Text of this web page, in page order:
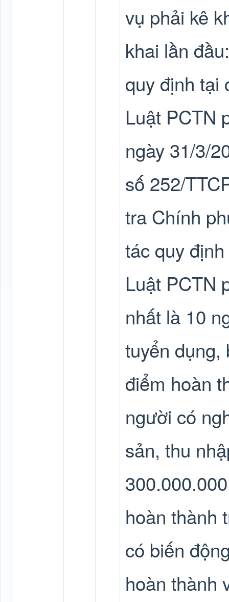
vụ phải kê
khai lần
quy định tại
Luật PCTN
ngày 31/3/
số 252/
tra Chính
tác quy
Luật PCTN
nhất là 10
tuyển dụng,
điểm hoàn
người có
sản, thu
hoàn thành
có biến
hoàn thành